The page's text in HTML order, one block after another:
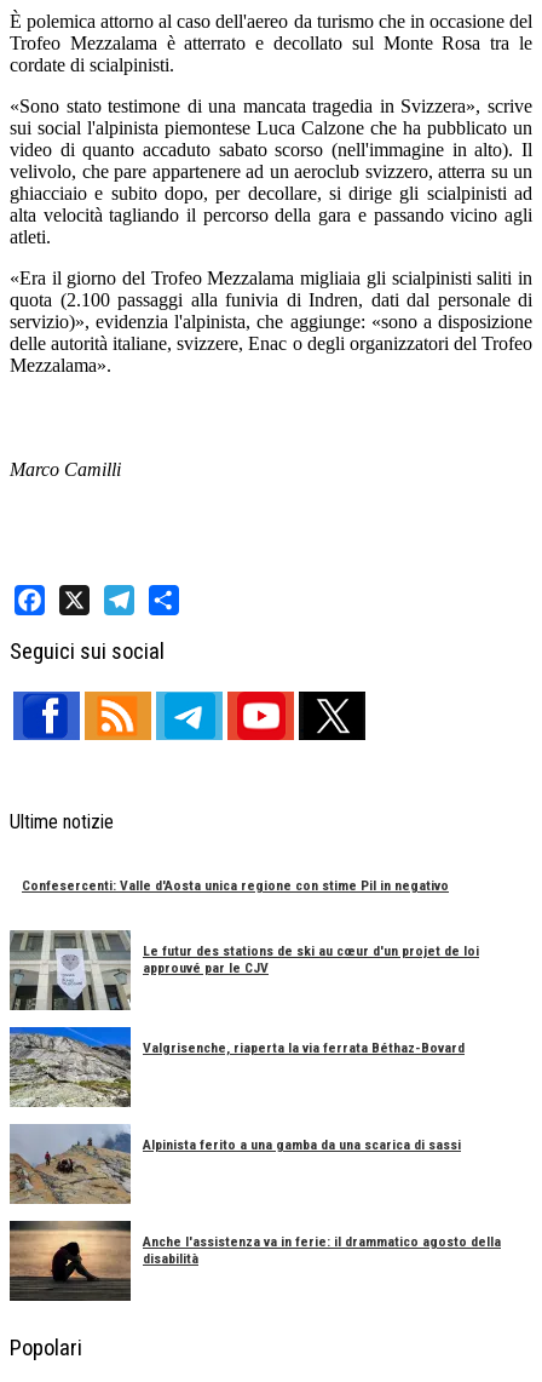
È polemica attorno al caso dell'aereo da turismo che in occasione del
Trofeo Mezzalama è atterrato e decollato sul Monte Rosa tra le
cordate di scialpinisti.
«Sono stato testimone di una mancata tragedia in Svizzera», scrive
sui social l'alpinista piemontese Luca Calzone che ha pubblicato un
video di quanto accaduto sabato scorso (nell'immagine in alto). Il
velivolo, che pare appartenere ad un aeroclub svizzero, atterra su un
ghiacciaio e subito dopo, per decollare, si dirige gli scialpinisti ad
alta velocità tagliando il percorso della gara e passando vicino agli
atleti.
«Era il giorno del Trofeo Mezzalama migliaia gli scialpinisti saliti in
quota (2.100 passaggi alla funivia di Indren, dati dal personale di
servizio)», evidenzia l'alpinista, che aggiunge: «sono a disposizione
delle autorità italiane, svizzere, Enac o degli organizzatori del Trofeo
Mezzalama».
Marco Camilli
Seguici sui social
Ultime notizie
Confesercenti: Valle d'Aosta unica regione con stime Pil in negativo
Le futur des stations de ski au cœur d'un projet de loi
approuvé par le CJV
Valgrisenche, riaperta la via ferrata Béthaz-Bovard
Alpinista ferito a una gamba da una scarica di sassi
Anche l'assistenza va in ferie: il drammatico agosto della
disabilità
Popolari